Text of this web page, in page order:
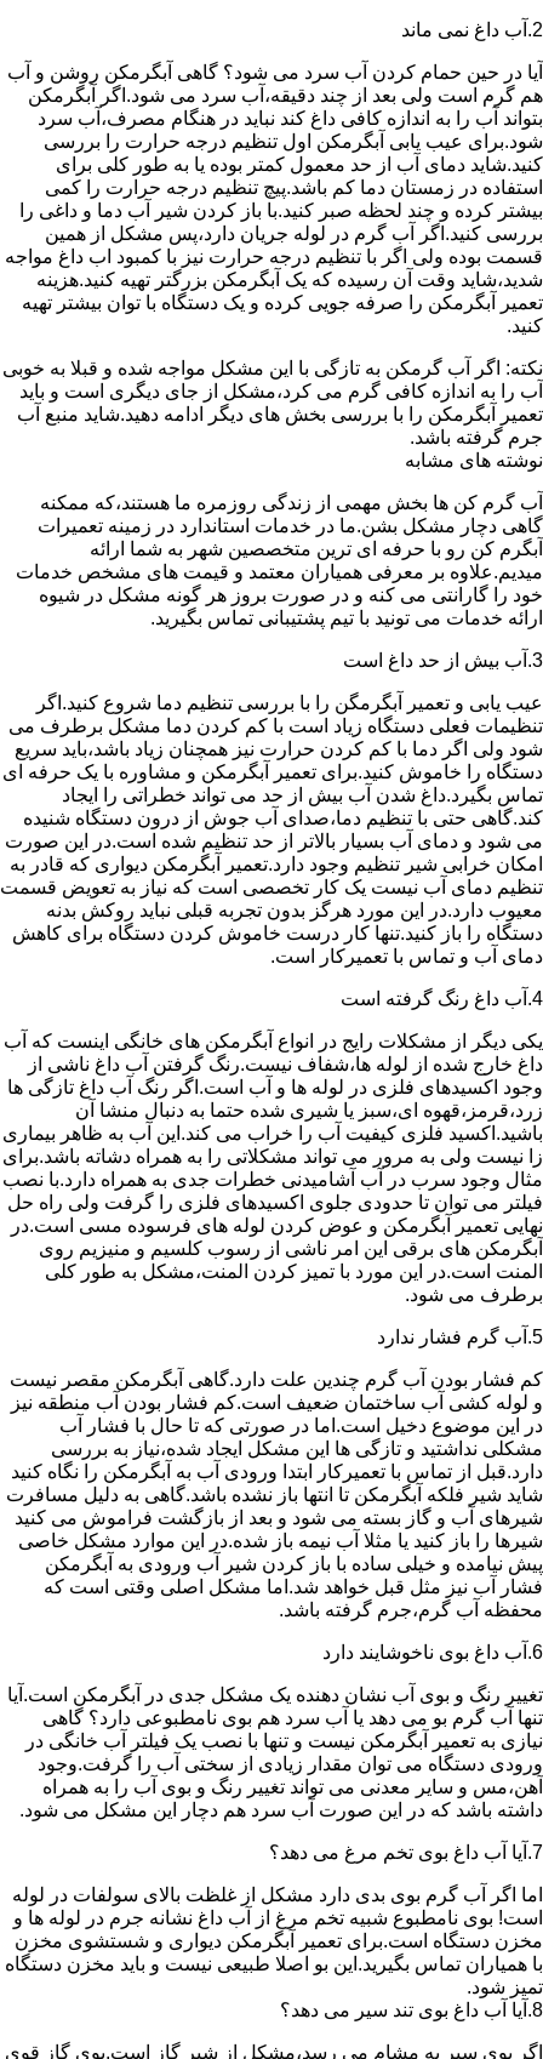
2.آب داغ نمی ماند
آیا در حین حمام کردن آب سرد می شود؟ گاهی آبگرمکن روشن و آب
هم گرم است ولی بعد از چند دقیقه،آب سرد می شود.اگر آبگرمکن
بتواند آب را به اندازه کافی داغ کند نباید در هنگام مصرف،آب سرد
شود.برای عیب یابی آبگرمکن اول تنظیم درجه حرارت را بررسی
کنید.شاید دمای آب از حد معمول کمتر بوده یا به طور کلی برای
استفاده در زمستان دما کم باشد.پیچ تنظیم درجه حرارت را کمی
بیشتر کرده و چند لحظه صبر کنید.با باز کردن شیر آب دما و داغی را
بررسی کنید.اگر آب گرم در لوله جریان دارد،پس مشکل از همین
قسمت بوده ولی اگر با تنظیم درجه حرارت نیز با کمبود اب داغ مواجه
شدید،شاید وقت آن رسیده که یک آبگرمکن بزرگتر تهیه کنید.هزینه
تعمیر آبگرمکن را صرفه جویی کرده و یک دستگاه با توان بیشتر تهیه
کنید.
نکته: اگر آب گرمکن به تازگی با این مشکل مواجه شده و قبلا به خوبی
آب را به اندازه کافی گرم می کرد،مشکل از جای دیگری است و باید
تعمیر آبگرمکن را با بررسی بخش های دیگر ادامه دهید.شاید منبع آب
جرم گرفته باشد.
نوشته های مشابه
آب گرم کن ها بخش مهمی از زندگی روزمره ما هستند،که ممکنه
گاهی دچار مشکل بشن.ما در خدمات استاندارد در زمینه تعمیرات
آبگرم کن رو با حرفه ای ترین متخصصین شهر به شما ارائه
میدیم.علاوه بر معرفی همیاران معتمد و قیمت های مشخص خدمات
خود را گارانتی می کنه و در صورت بروز هر گونه مشکل در شیوه
ارائه خدمات می تونید با تیم پشتیبانی تماس بگیرید.
3.آب بیش از حد داغ است
عیب یابی و تعمیر آبگرمگن را با بررسی تنظیم دما شروع کنید.اگر
تنظیمات فعلی دستگاه زیاد است با کم کردن دما مشکل برطرف می
شود ولی اگر دما با کم کردن حرارت نیز همچنان زیاد باشد،باید سریع
دستگاه را خاموش کنید.برای تعمیر آبگرمکن و مشاوره با یک حرفه ای
تماس بگیرد.داغ شدن آب بیش از حد می تواند خطراتی را ایجاد
کند.گاهی حتی با تنظیم دما،صدای آب جوش از درون دستگاه شنیده
می شود و دمای آب بسیار بالاتر از حد تنظیم شده است.در این صورت
امکان خرابی شیر تنظیم وجود دارد.تعمیر آبگرمکن دیواری که قادر به
تنظیم دمای آب نیست یک کار تخصصی است که نیاز به تعویض قسمت
معیوب دارد.در این مورد هرگز بدون تجربه قبلی نباید روکش بدنه
دستگاه را باز کنید.تنها کار درست خاموش کردن دستگاه برای کاهش
دمای آب و تماس با تعمیرکار است.
4.آب داغ رنگ گرفته است
یکی دیگر از مشکلات رایج در انواع آبگرمکن های خانگی اینست که آب
داغ خارج شده از لوله ها،شفاف نیست.رنگ گرفتن آب داغ ناشی از
وجود اکسیدهای فلزی در لوله ها و آب است.اگر رنگ آب داغ تازگی ها
زرد،قرمز،قهوه ای،سبز یا شیری شده حتما به دنبال منشا آن
باشید.اکسید فلزی کیفیت آب را خراب می کند.این آب به ظاهر بیماری
زا نیست ولی به مرور می تواند مشکلاتی را به همراه دشاته باشد.برای
مثال وجود سرب در آب آشامیدنی خطرات جدی به همراه دارد.با نصب
فیلتر می توان تا حدودی جلوی اکسیدهای فلزی را گرفت ولی راه حل
نهایی تعمیر آبگرمکن و عوض کردن لوله های فرسوده مسی است.در
آبگرمکن های برقی این امر ناشی از رسوب کلسیم و منیزیم روی
المنت است.در این مورد با تمیز کردن المنت،مشکل به طور کلی
برطرف می شود.
5.آب گرم فشار ندارد
کم فشار بودن آب گرم چندین علت دارد.گاهی آبگرمکن مقصر نیست
و لوله کشی آب ساختمان ضعیف است.کم فشار بودن آب منطقه نیز
در این موضوع دخیل است.اما در صورتی که تا حال با فشار آب
مشکلی نداشتید و تازگی ها این مشکل ایجاد شده،نیاز به بررسی
دارد.قبل از تماس با تعمیرکار ابتدا ورودی آب به آبگرمکن را نگاه کنید
شاید شیر فلکه آبگرمکن تا انتها باز نشده باشد.گاهی به دلیل مسافرت
شیرهای آب و گاز بسته می شود و بعد از بازگشت فراموش می کنید
شیرها را باز کنید یا مثلا آب نیمه باز شده.در این موارد مشکل خاصی
پیش نیامده و خیلی ساده با باز کردن شیر آب ورودی به آبگرمکن
فشار آب نیز مثل قبل خواهد شد.اما مشکل اصلی وقتی است که
محفظه آب گرم،جرم گرفته باشد.
6.آب داغ بوی ناخوشایند دارد
تغییر رنگ و بوی آب نشان دهنده یک مشکل جدی در آبگرمکن است.آیا
تنها آب گرم بو می دهد یا آب سرد هم بوی نامطبوعی دارد؟ گاهی
نیازی به تعمیر آبگرمکن نیست و تنها با نصب یک فیلتر آب خانگی در
ورودی دستگاه می توان مقدار زیادی از سختی آب را گرفت.وجود
آهن،مس و سایر معدنی می تواند تغییر رنگ و بوی آب را به همراه
داشته باشد که در این صورت آب سرد هم دچار این مشکل می شود.
7.آیا آب داغ بوی تخم مرغ می دهد؟
اما اگر آب گرم بوی بدی دارد مشکل از غلظت بالای سولفات در لوله
است! بوی نامطبوع شبیه تخم مرغ از آب داغ نشانه جرم در لوله ها و
مخزن دستگاه است.برای تعمیر آبگرمکن دیواری و شستشوی مخزن
با همیاران تماس بگیرید.این بو اصلا طبیعی نیست و باید مخزن دستگاه
تمیز شود.
8.آیا آب داغ بوی تند سیر می دهد؟
اگر بوی سیر به مشام می رسد،مشکل از شیر گاز است.بوی گاز قوی